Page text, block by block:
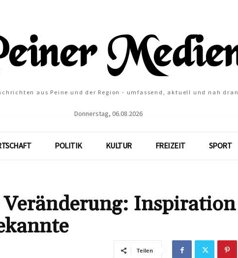
aus Peine und der Region - umfassend, aktuell und nah dran
Donnerstag, 06.08.2026
POLITIK KULTUR FREIZEIT SPORT
Inspiration
Teilen